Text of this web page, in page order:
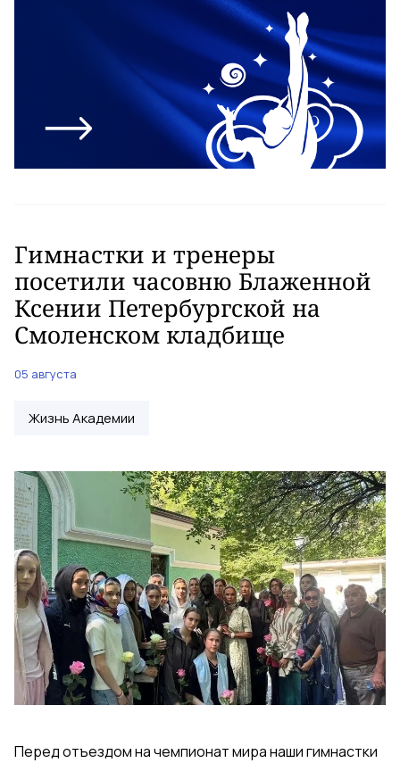
Гимнастки и тренеры
посетили часовню Блаженной
Ксении Петербургской на
Смоленском кладбище
05 августа
Жизнь Академии
Перед отъездом на чемпионат мира наши гимнастки